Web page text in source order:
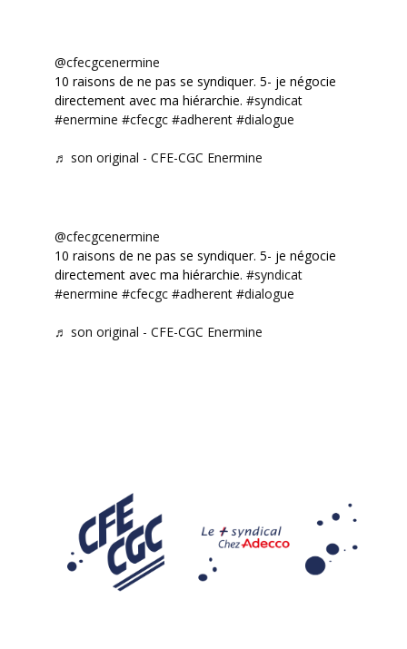
@cfecgcenermine
10 raisons de ne pas se syndiquer. 5- je négocie
directement avec ma hiérarchie. #syndicat
#enermine #cfecgc #adherent #dialogue
♬ son original - CFE-CGC Enermine
@cfecgcenermine
10 raisons de ne pas se syndiquer. 5- je négocie
directement avec ma hiérarchie. #syndicat
#enermine #cfecgc #adherent #dialogue
♬ son original - CFE-CGC Enermine